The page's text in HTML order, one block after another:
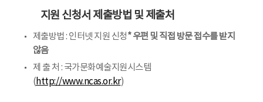
지원 신청서 제출방법 및 제출처
제출방법 : 인터넷 지원 신청* 우편 및 직접 방문 접수를 받지
않음
제 출 처 : 국가문화예술지원시스템
( http://www.ncas.or.kr)